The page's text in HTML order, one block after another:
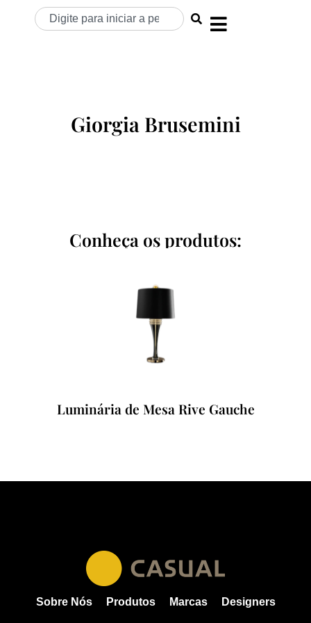
Giorgia Brusemini
Conheça os produtos:
Luminária de Mesa Rive Gauche
Sobre Nós Produtos Marcas Designers